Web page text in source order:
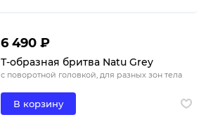
6 490 ₽
Т-образная бритва Natu Grey
с поворотной головкой, для разных зон тела
В корзину